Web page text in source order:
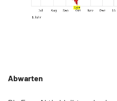
Abwarten